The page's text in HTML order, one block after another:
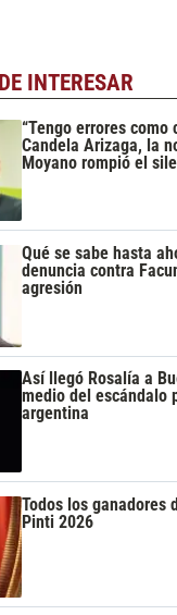
INTERESAR
“Tengo errores como
Candela Arizaga, la
Moyano rompió el
Qué se sabe hasta
denuncia contra
agresión
Así llegó Rosalía a
medio del escándalo
argentina
Todos los ganadores
Pinti 2026